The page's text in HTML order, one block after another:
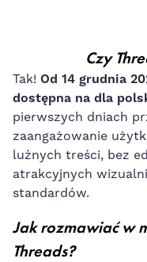
Czy
Tak! Od 14 grudnia
dostępna na dla
pierwszych dniach
zaangażowanie
luźnych treści, bez
atrakcyjnych
standardów.
Jak rozmawiać w
Threads?